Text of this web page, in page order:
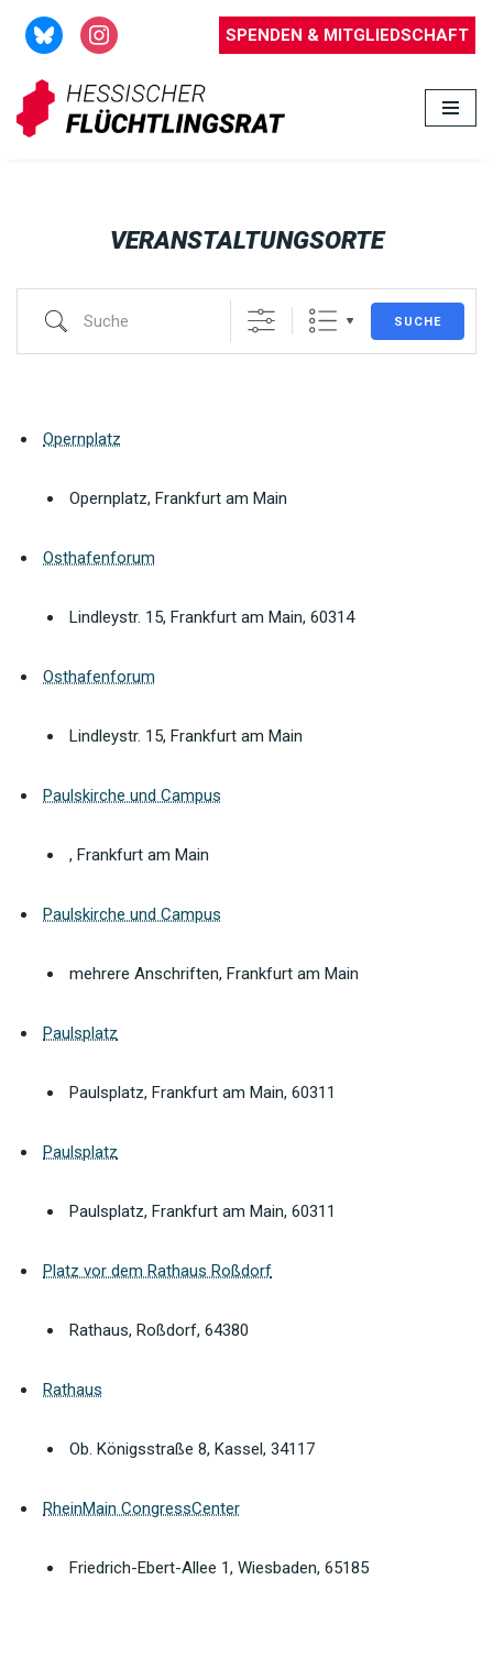
Zum
Inhalt
springen
SPENDEN & MITGLIEDSCHAFT
VERANSTALTUNGSORTE
SUCHE
Opernplatz
Opernplatz, Frankfurt am Main
Osthafenforum
Lindleystr. 15, Frankfurt am Main, 60314
Osthafenforum
Lindleystr. 15, Frankfurt am Main
Paulskirche und Campus
, Frankfurt am Main
Paulskirche und Campus
mehrere Anschriften, Frankfurt am Main
Paulsplatz
Paulsplatz, Frankfurt am Main, 60311
Paulsplatz
Paulsplatz, Frankfurt am Main, 60311
Platz vor dem Rathaus Roßdorf
Rathaus, Roßdorf, 64380
Rathaus
Ob. Königsstraße 8, Kassel, 34117
RheinMain CongressCenter
Friedrich-Ebert-Allee 1, Wiesbaden, 65185